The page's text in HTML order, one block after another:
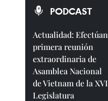
PODCAST
Actualidad: Efectúan
primera reunión
extraordinaria de
Asamblea Nacional
de Vietnam de la XVI
Legislatura